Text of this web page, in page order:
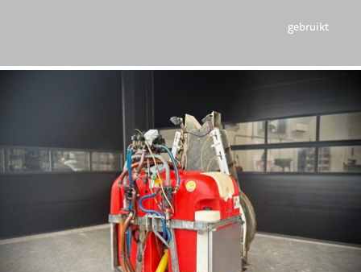
gebruikt